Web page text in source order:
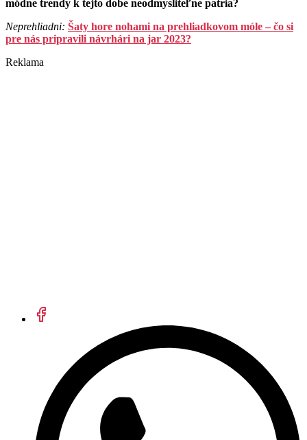
módne trendy k tejto dobe neodmysliteľne patria?
Neprehliadni: Šaty hore nohami na prehliadkovom móle – čo si
pre nás pripravili návrhári na jar 2023?
Reklama